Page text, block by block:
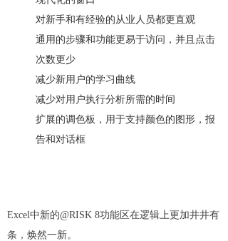
对新手和有经验的从业人员都更直观
通用的步骤和功能更易于访问，并且点击
次数更少
减少新用户的学习曲线
减少对用户执行分析所需的时间
扩展的调色板，用于支持颜色的图形，报
告和对话框
Excel中新的@RISK 8功能区在逻辑上更加井井有
条，焕然一新。